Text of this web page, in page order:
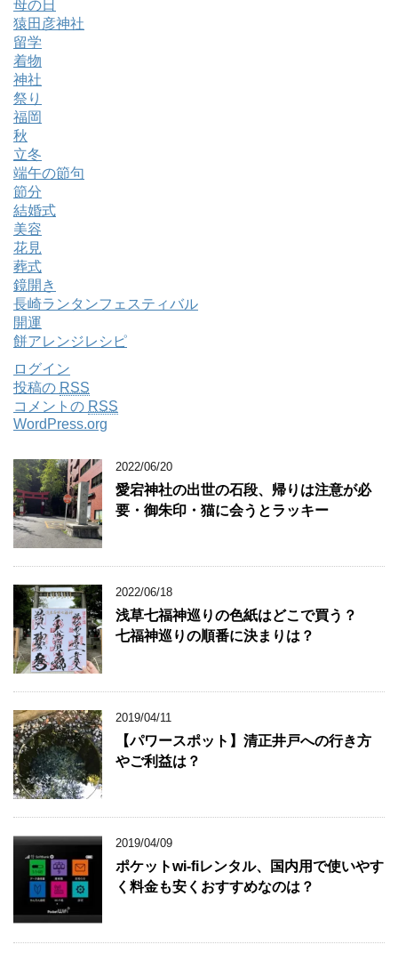
母の日
猿田彦神社
留学
着物
神社
祭り
福岡
秋
立冬
端午の節句
節分
結婚式
美容
花見
葬式
鏡開き
長崎ランタンフェスティバル
開運
餅アレンジレシピ
ログイン
投稿の RSS
コメントの RSS
WordPress.org
2022/06/20
愛宕神社の出世の石段、帰りは注意が必
要・御朱印・猫に会うとラッキー
2022/06/18
浅草七福神巡りの色紙はどこで買う？
七福神巡りの順番に決まりは？
2019/04/11
【パワースポット】清正井戸への行き方
やご利益は？
2019/04/09
ポケットwi-fiレンタル、国内用で使いやす
く料金も安くおすすめなのは？